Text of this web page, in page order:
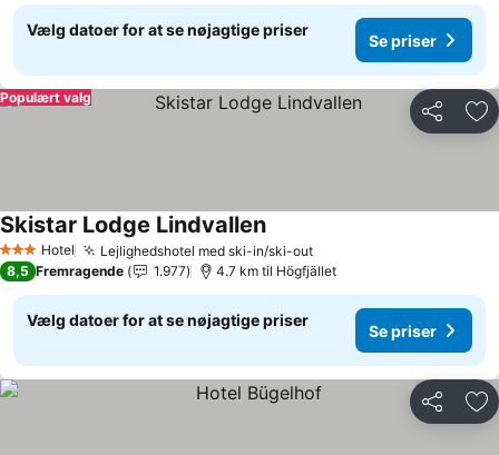
Vælg datoer for at se nøjagtige priser
Se priser
Del
Populært valg
3 StjernerHotel Lejlighedshotel med ski-in/ski-out
Skistar Lodge Lindvallen
8,5 Fremragende 1.977 4.7 km til Högfjället
Vælg datoer for at se nøjagtige priser
Se priser
Del